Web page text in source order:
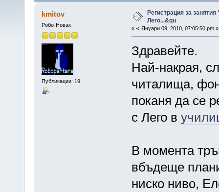
пъти)
kmitov
Робо-Новак
Публикации: 19
Регистрация за
Лего...&qu
« -: Януари 09, 2010, 07:05:50 pm »
Здравейте.
Най-накрая,
читалища,
поканя да се
с Лего в
В момента
вбъдеще
ниско ниво,